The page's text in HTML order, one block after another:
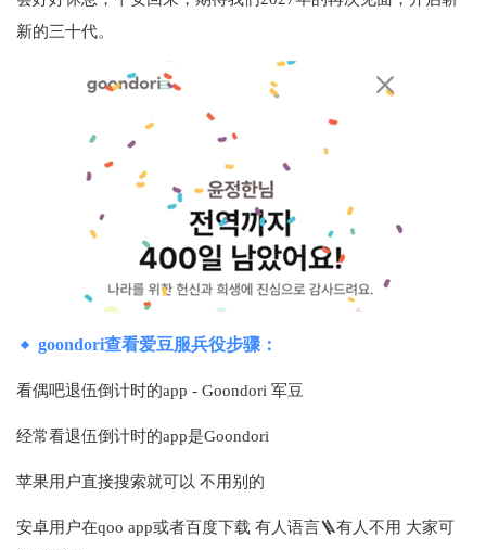
新的三十代。
goondori查看爱豆服兵役步骤：
看偶吧退伍倒计时的app - Goondori 军豆
经常看退伍倒计时的app是Goondori
苹果用户直接搜索就可以 不用别的
安卓用户在qoo app或者百度下载 有人语言🪜有人不用 大家可